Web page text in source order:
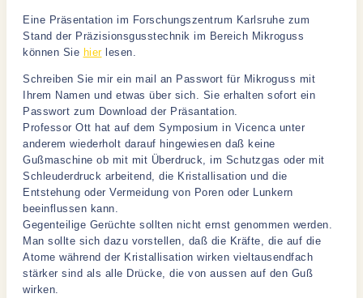
Eine Präsentation im Forschungszentrum Karlsruhe zum
Stand der Präzisionsgusstechnik im Bereich Mikroguss
können Sie hierlesen.
Schreiben Sie mir ein mail an Passwort für Mikroguss mit
Ihrem Namen und etwas über sich. Sie erhalten sofort ein
Passwort zum Download der Präsantation.
Professor Ott hat auf dem Symposium in Vicenca unter
anderem wiederholt darauf hingewiesen daß keine
Gußmaschine ob mit mit Überdruck, im Schutzgas oder mit
Schleuderdruck arbeitend, die Kristallisation und die
Entstehung oder Vermeidung von Poren oder Lunkern
beeinflussen kann.
Gegenteilige Gerüchte sollten nicht ernst genommen werden.
Man sollte sich dazu vorstellen, daß die Kräfte, die auf die
Atome während der Kristallisation wirken vieltausendfach
stärker sind als alle Drücke, die von aussen auf den Guß
wirken.